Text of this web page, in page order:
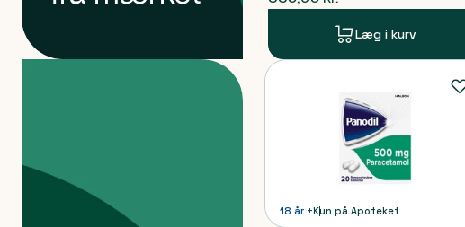
Læg i kurv
18 år +Kun på Apoteket